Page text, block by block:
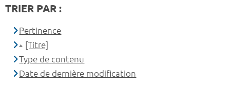
TRIER PAR :
Pertinence
[Titre]
Type de contenu
Date de dernière modification